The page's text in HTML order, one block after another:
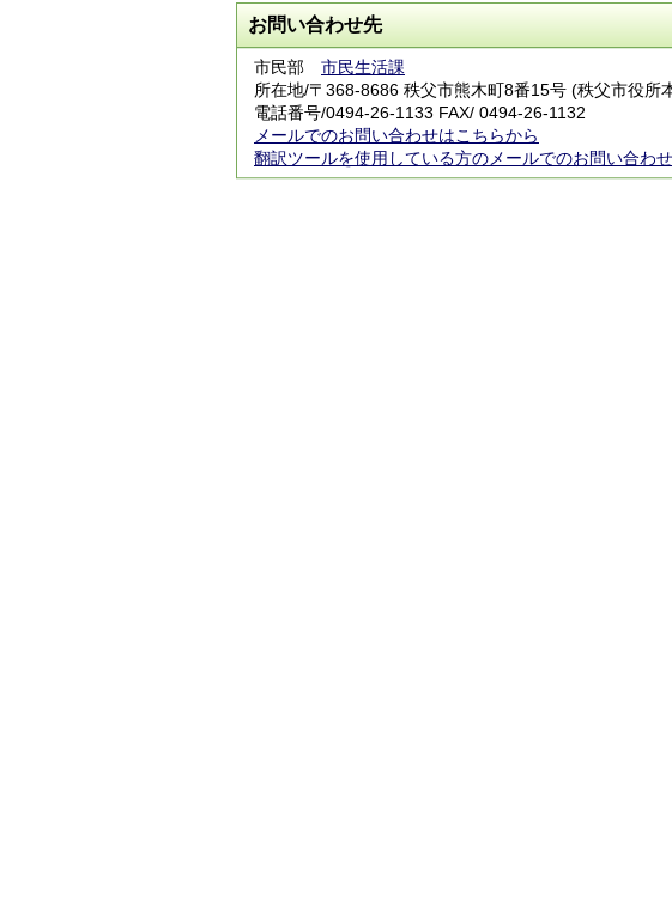
お問い合わせ先
市民部 市民生活課
所在地/〒368-8686 秩父市熊木町8番15号 (秩父市役所
電話番号/0494-26-1133 FAX/ 0494-26-1132
メールでのお問い合わせはこちらから
翻訳ツールを使用している方のメールでのお問い合わ